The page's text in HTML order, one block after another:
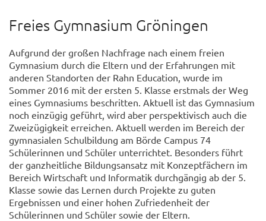
Freies Gymnasium Gröningen
Aufgrund der großen Nachfrage nach einem freien
Gymnasium durch die Eltern und der Erfahrungen mit
anderen Standorten der Rahn Education, wurde im
Sommer 2016 mit der ersten 5. Klasse erstmals der Weg
eines Gymnasiums beschritten. Aktuell ist das Gymnasium
noch einzügig geführt, wird aber perspektivisch auch die
Zweizügigkeit erreichen. Aktuell werden im Bereich der
gymnasialen Schulbildung am Börde Campus 74
Schülerinnen und Schüler unterrichtet. Besonders führt
der ganzheitliche Bildungsansatz mit Konzeptfächern im
Bereich Wirtschaft und Informatik durchgängig ab der 5.
Klasse sowie das Lernen durch Projekte zu guten
Ergebnissen und einer hohen Zufriedenheit der
Schülerinnen und Schüler sowie der Eltern.